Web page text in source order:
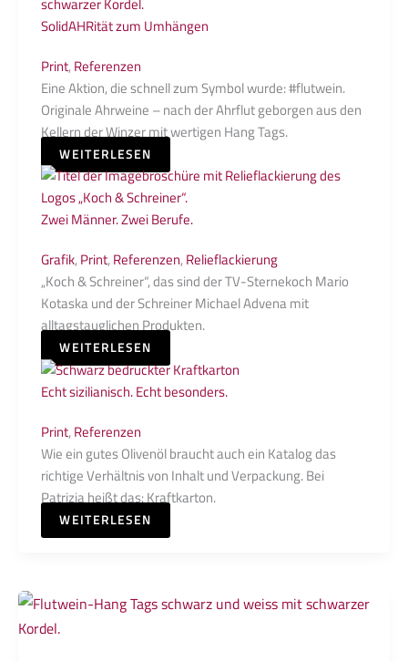
SolidAHRität zum Umhängen
Print,Referenzen
Eine Aktion, die schnell zum Symbol wurde: #flutwein.
Originale Ahrweine – nach der Ahrflut geborgen aus den
Kellern der Winzer mit wertigen Hang Tags.
WEITERLESEN
Zwei Männer. Zwei Berufe.
Grafik,Print,Referenzen,Relieflackierung
„Koch & Schreiner“, das sind der TV-Sternekoch Mario
Kotaska und der Schreiner Michael Advena mit
alltagstauglichen Produkten.
WEITERLESEN
Echt sizilianisch. Echt besonders.
Print,Referenzen
Wie ein gutes Olivenöl braucht auch ein Katalog das
richtige Verhältnis von Inhalt und Verpackung. Bei
Patrizia heißt das: Kraftkarton.
WEITERLESEN